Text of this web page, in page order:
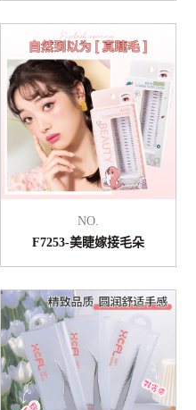
NO.
F7253-美睫嫁接毛朵